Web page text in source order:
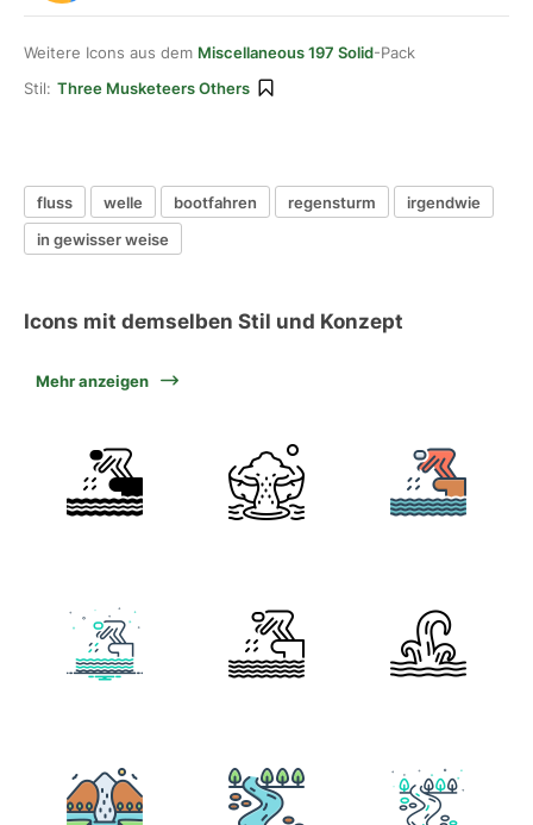
Weitere Icons aus dem Miscellaneous 197 Solid-Pack
Stil: Three Musketeers Others
fluss welle bootfahren regensturm
irgendwie
in gewisser weise
Icons mit demselben Stil und Konzept
Mehr anzeigen